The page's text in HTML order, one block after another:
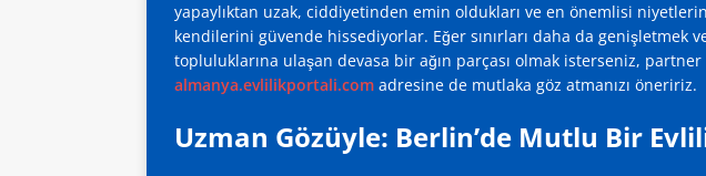
yapaylıktan uzak, ciddiyetinden emin oldukları ve en önemlisi
kendilerini güvende hissediyorlar. Eğer sınırları daha da genişletmek
topluluklarına ulaşan devasa bir ağın parçası olmak isterseniz,
almanya.evlilikportali.com adresine de mutlaka göz atmanızı öneririz.
Uzman Gözüyle: Berlin’de Mutlu Bir